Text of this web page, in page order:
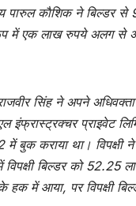
काैशिक ने बिल्डर से 9
में एक लाख रुपये अलग से
सिंह ने अपने
प्राइवेट
बुक कराया था। विपक्षी
बिल्डर को 52.25
हक में आया, पर विपक्षी